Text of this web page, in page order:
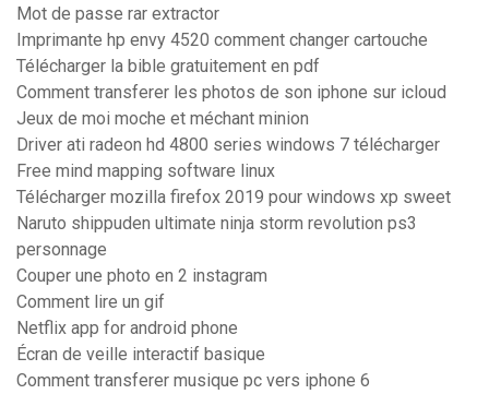
Mot de passe rar extractor
Imprimante hp envy 4520 comment changer cartouche
Télécharger la bible gratuitement en pdf
Comment transferer les photos de son iphone sur icloud
Jeux de moi moche et méchant minion
Driver ati radeon hd 4800 series windows 7 télécharger
Free mind mapping software linux
Télécharger mozilla firefox 2019 pour windows xp sweet
Naruto shippuden ultimate ninja storm revolution ps3
personnage
Couper une photo en 2 instagram
Comment lire un gif
Netflix app for android phone
Écran de veille interactif basique
Comment transferer musique pc vers iphone 6